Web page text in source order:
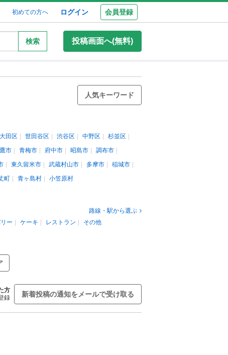
初めての方へ ログイン 会員登録
検索 投稿画面へ(無料)
人気キーワード
大田区 世田谷区 渋谷区 中野区
杉並区
市 青梅市 府中市 昭島市
調布市
東久留米市 武蔵村山市 多摩市
稲城市
町 青ヶ島村 小笠原村
路線・駅から選ぶ
ー ケーキ レストラン その他
方
録
新着投稿の通知をメールで受け取る